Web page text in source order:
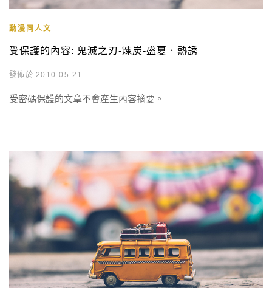
動漫同人文
受保護的內容: 鬼滅之刃-煉炭-盛夏．熱誘
發佈於 2010-05-21
受密碼保護的文章不會產生內容摘要。